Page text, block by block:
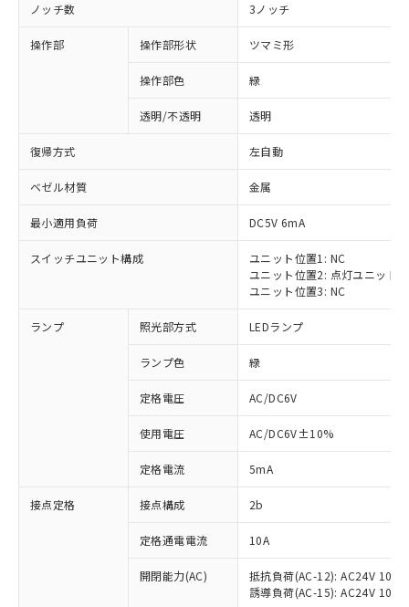
ノッチ数 3ノッチ
操作部 操作部形状 ツマミ形
操作部色 緑
透明/不透明 透明
復帰方式 左自動
ベゼル材質 金属
最小適用負荷 DC5V 6mA
スイッチユニット構成
ユニット位置1: NC
ユニット位置2: 点灯ユニット
ユニット位置3: NC
ランプ 照光部方式 LEDランプ
ランプ色 緑
定格電圧 AC/DC6V
使用電圧 AC/DC6V±10%
定格電流 5mA
接点定格 接点構成 2b
定格通電電流 10A
開閉能力(AC)
抵抗負荷(AC-12): AC24V 10A/
誘導負荷(AC-15): AC24V
ご利用条件
以下の条件をお読みいただき、同意のうえ
ご利用ください。
本サービスは、当社制御機器事業取扱
商品の当社在庫状況および標準価格
(税抜)を提供させていただくもので
当社制御機器事業取扱商品の中には、
対応済み：EU RoHS指令（10物質）の
非含有に対応した製品が提供可能な商品で
対応予定：EU RoHS指令（10物質）の非含
有に対応した製品に切り替える予定のある
対応予定なし：EU RoHS指令（10物質）の
非含有に非対応の商品で、対応品を出す予
調査・確認中：EU RoHS指令（10物質）の
非含有の対応状況を調査中または確認中の
非該当品：ライセンス料など無形物で、有
害物質有無と関係のない商品です。
仕入先様の事情により、非含有部品として
「○」：最大均質材料含有率が中国RoHSの
基準値以下であることを示します。
「×」：最大均質材料含有率が中国RoHSの